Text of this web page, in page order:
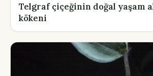
Telgraf çiçeğinin doğal yaşam
kökeni